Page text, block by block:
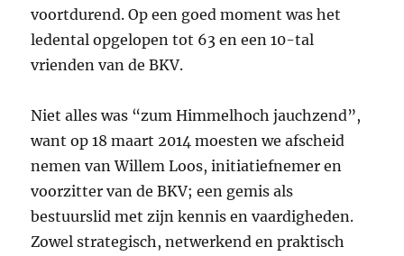
voortdurend. Op een goed moment was het
ledental opgelopen tot 63 en een 10-tal
vrienden van de BKV.
Niet alles was “zum Himmelhoch jauchzend”,
want op 18 maart 2014 moesten we afscheid
nemen van Willem Loos, initiatiefnemer en
voorzitter van de BKV; een gemis als
bestuurslid met zijn kennis en vaardigheden.
Zowel strategisch, netwerkend en praktisch